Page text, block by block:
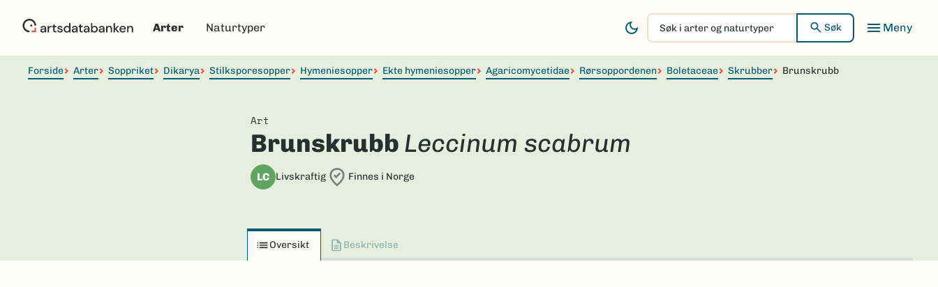
Arter Naturtyper
Søk
i
arter
og
Søk
Forside Arter Soppriket Dikarya Stilksporesopper Hymeniesopper Ekte hymeniesopper Agaricomycetidae Rørsoppordenen Boletaceae Skrubber Brunskrubb
Art
Brunskrubb Leccinum scabrum
LC Livskraftig Finnes i Norge
Oversikt Beskrivelse